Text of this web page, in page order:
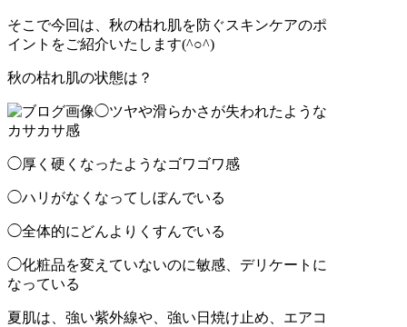
そこで今回は、秋の枯れ肌を防ぐスキンケアのポ
イントをご紹介いたします(^○^)
秋の枯れ肌の状態は？
◯ツヤや滑らかさが失われたような
カサカサ感
◯厚く硬くなったようなゴワゴワ感
◯ハリがなくなってしぼんでいる
◯全体的にどんよりくすんでいる
◯化粧品を変えていないのに敏感、デリケートに
なっている
夏肌は、強い紫外線や、強い日焼け止め、エアコ